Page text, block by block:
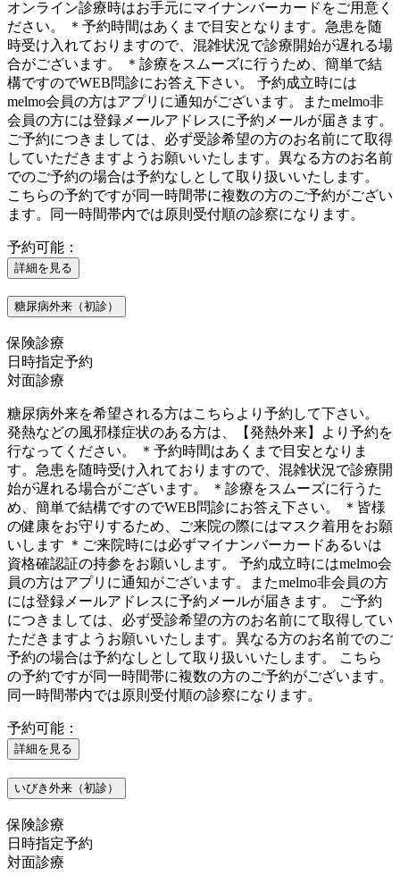
オンライン診療時はお手元にマイナンバーカードをご用意く
ださい。 ＊予約時間はあくまで目安となります。急患を随
時受け入れておりますので、混雑状況で診療開始が遅れる場
合がございます。 ＊診療をスムーズに行うため、簡単で結
構ですのでWEB問診にお答え下さい。 予約成立時には
melmo会員の方はアプリに通知がございます。またmelmo非
会員の方には登録メールアドレスに予約メールが届きます。
ご予約につきましては、必ず受診希望の方のお名前にて取得
していただきますようお願いいたします。異なる方のお名前
でのご予約の場合は予約なしとして取り扱いいたします。
こちらの予約ですが同一時間帯に複数の方のご予約がござい
ます。同一時間帯内では原則受付順の診察になります。
予約可能：
詳細を見る
糖尿病外来（初診）
保険診療
日時指定予約
対面診療
糖尿病外来を希望される方はこちらより予約して下さい。
発熱などの風邪様症状のある方は、【発熱外来】より予約を
行なってください。 ＊予約時間はあくまで目安となりま
す。急患を随時受け入れておりますので、混雑状況で診療開
始が遅れる場合がございます。 ＊診療をスムーズに行うた
め、簡単で結構ですのでWEB問診にお答え下さい。 ＊皆様
の健康をお守りするため、ご来院の際にはマスク着用をお願
いします ＊ご来院時には必ずマイナンバーカードあるいは
資格確認証の持参をお願いします。 予約成立時にはmelmo会
員の方はアプリに通知がございます。またmelmo非会員の方
には登録メールアドレスに予約メールが届きます。 ご予約
につきましては、必ず受診希望の方のお名前にて取得してい
ただきますようお願いいたします。異なる方のお名前でのご
予約の場合は予約なしとして取り扱いいたします。 こちら
の予約ですが同一時間帯に複数の方のご予約がございます。
同一時間帯内では原則受付順の診察になります。
予約可能：
詳細を見る
いびき外来（初診）
保険診療
日時指定予約
対面診療